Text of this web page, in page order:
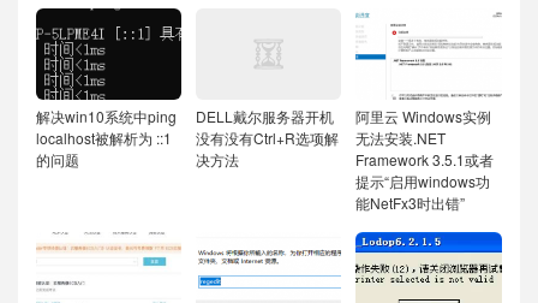
解决win10系统中ping
localhost被解析为 ::1
的问题
DELL戴尔服务器开机
没有没有Ctrl+R选项解
决方法
阿里云 Windows实例
无法安装.NET
Framework 3.5.1或者
提示“启用windows功
能NetFx3时出错”